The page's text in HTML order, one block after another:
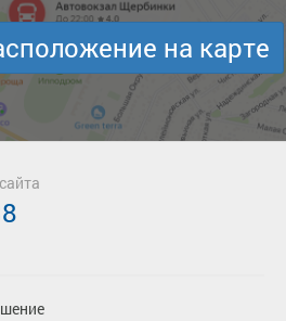
о маршруте
08 авг 19:17
Ветчак
на карте